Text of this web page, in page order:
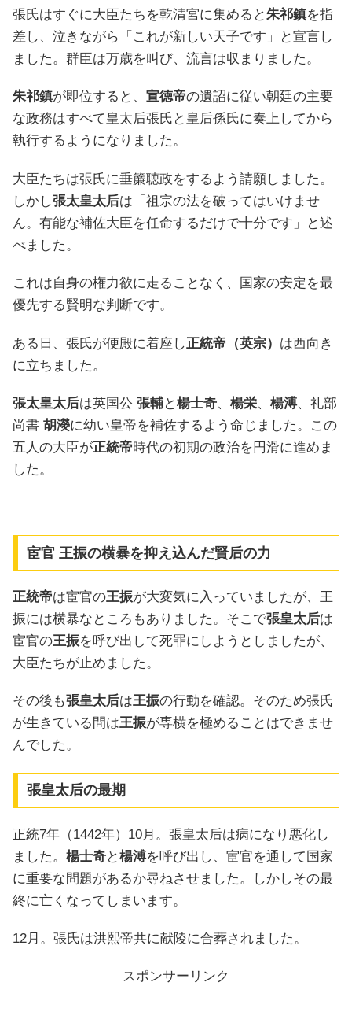
張氏はすぐに大臣たちを乾清宮に集めると朱祁鎮を指
差し、泣きながら「これが新しい天子です」と宣言し
ました。群臣は万歳を叫び、流言は収まりました。
朱祁鎮が即位すると、 宣徳帝の遺詔に従い朝廷の主要
な政務はすべて皇太后張氏と皇后孫氏に奏上してから
執行するようになりました。
大臣たちは張氏に垂簾聴政をするよう請願しました。
しかし張太皇太后は「祖宗の法を破ってはいけませ
ん。有能な補佐大臣を任命するだけで十分です」と述
べました。
これは自身の権力欲に走ることなく、国家の安定を最
優先する賢明な判断です。
ある日、張氏が便殿に着座し正統帝（英宗） は西向き
に立ちました。
張太皇太后は英国公 張輔と楊士奇、 楊栄、 楊溥、礼部
尚書 胡濙に幼い皇帝を補佐するよう命じました。この
五人の大臣が正統帝時代の初期の政治を円滑に進めま
した。
宦官 王振の横暴を抑え込んだ賢后の力
正統帝は宦官の王振が大変気に入っていましたが、王
振には横暴なところもありました。そこで張皇太后は
宦官の王振を呼び出して死罪にしようとしましたが、
大臣たちが止めました。
その後も張皇太后は王振の行動を確認。そのため張氏
が生きている間は王振が専横を極めることはできませ
んでした。
張皇太后の最期
正統7年（1442年）10月。張皇太后は病になり悪化し
ました。 楊士奇と楊溥を呼び出し、宦官を通して国家
に重要な問題があるか尋ねさせました。しかしその最
終に亡くなってしまいます。
12月。張氏は洪熙帝共に献陵に合葬されました。
スポンサーリンク